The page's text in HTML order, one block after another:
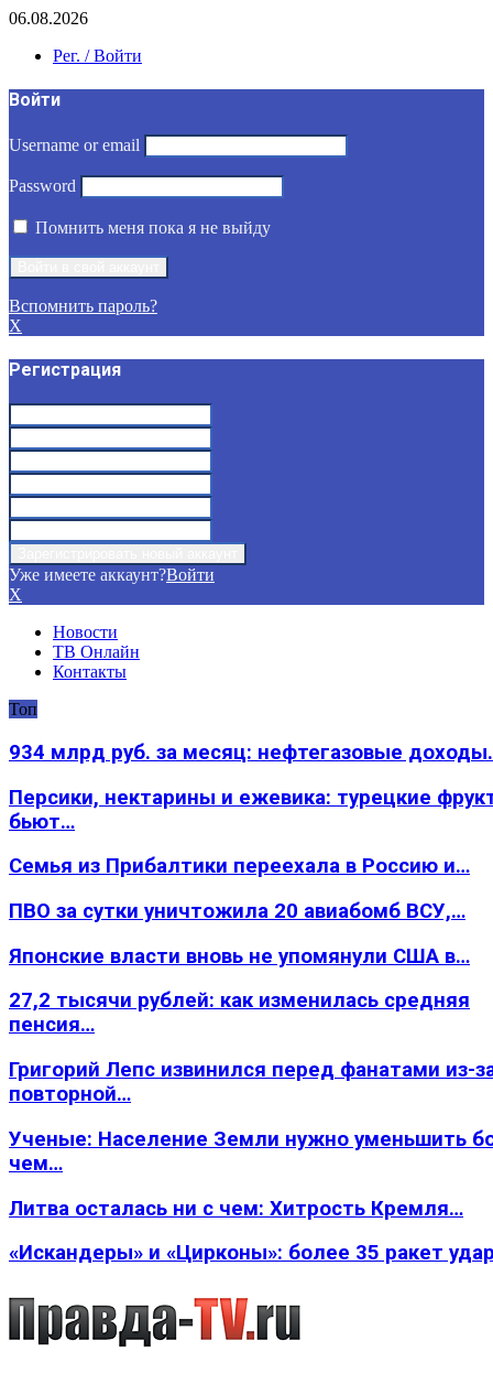
06.08.2026
Рег. / Войти
Войти
Username or email
Password
Помнить меня пока я не выйду
Вспомнить пароль?
X
Регистрация
Уже имеете аккаунт?Войти
X
Новости
ТВ Онлайн
Контакты
Топ
934 млрд руб. за месяц: нефтегазовые
Персики, нектарины и ежевика: турецкие
бьют…
Семья из Прибалтики переехала в Россию и…
ПВО за сутки уничтожила 20 авиабомб ВСУ,…
Японские власти вновь не упомянули США в…
27,2 тысячи рублей: как изменилась средняя
пенсия…
Григорий Лепс извинился перед фанатами из-
повторной…
Ученые: Население Земли нужно уменьшить
чем…
Литва осталась ни с чем: Хитрость Кремля…
«Искандеры» и «Цирконы»: более 35 ракет